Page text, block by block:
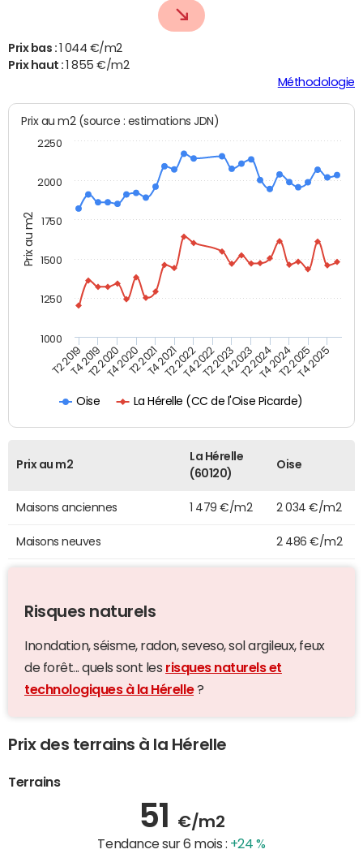
Prix bas :
1 044 €/m2
Prix haut :
1 855 €/m2
Méthodologie
Prix au m2
Prix au m2 (source : estimations JDN)
Oise La Hérelle (CC de l'Oise Picarde)
T2 2019T4 2019T2 2020T4 2020T2 2021T4 2021T2 2022T4 2022T2 2023T4 2023T2 2024T4 2024T2 2025T4 2025
1000
1250
1500
1750
2000
2250
Prix au m2
La Hérelle
(60120)
Oise
Maisons anciennes 1 479 €/m2 2 034 €/m2
Maisons neuves 2 486 €/m2
Risques naturels
Inondation, séisme, radon, seveso, sol argileux, feux
de forêt... quels sont les risques naturels et
technologiques à la Hérelle?
Prix des terrains à la Hérelle
Terrains
51 €/m2
Tendance sur 6 mois : +24 %